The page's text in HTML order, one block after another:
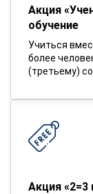
Акция
обучение
Учиться
более
(третьему)
Акция «2=3